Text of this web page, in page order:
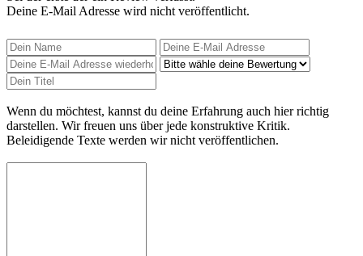
Deine E-Mail Adresse wird nicht veröffentlicht.
Wenn du möchtest, kannst du deine Erfahrung auch hier richtig
darstellen. Wir freuen uns über jede konstruktive Kritik.
Beleidigende Texte werden wir nicht veröffentlichen.